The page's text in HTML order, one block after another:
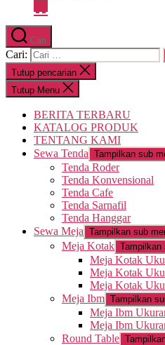
Cari
Cari:
Tutup pencarian
Tutup Menu
BERITA TERBARU
KATALOG PRODUK
TENTANG KAMI
Sewa Tenda Tampilkan sub
Tenda Roder
Tenda Konvensional
Tenda Cafe
Tenda Sarnafil
Tenda Hanggar
Sewa Meja Tampilkan sub
Meja Kotak Tampilkan
Meja Kotak
Meja Kotak
Meja Kotak
Meja Ibm Tampilkan
Meja Ibm
Meja Ibm
Round Table